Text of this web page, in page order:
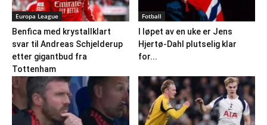
Europa League
Benfica med krystallklart
svar til Andreas Schjelderup
etter gigantbud fra
Tottenham
Fotball
I løpet av en uke er Jens
Hjertø-Dahl plutselig klar
for...